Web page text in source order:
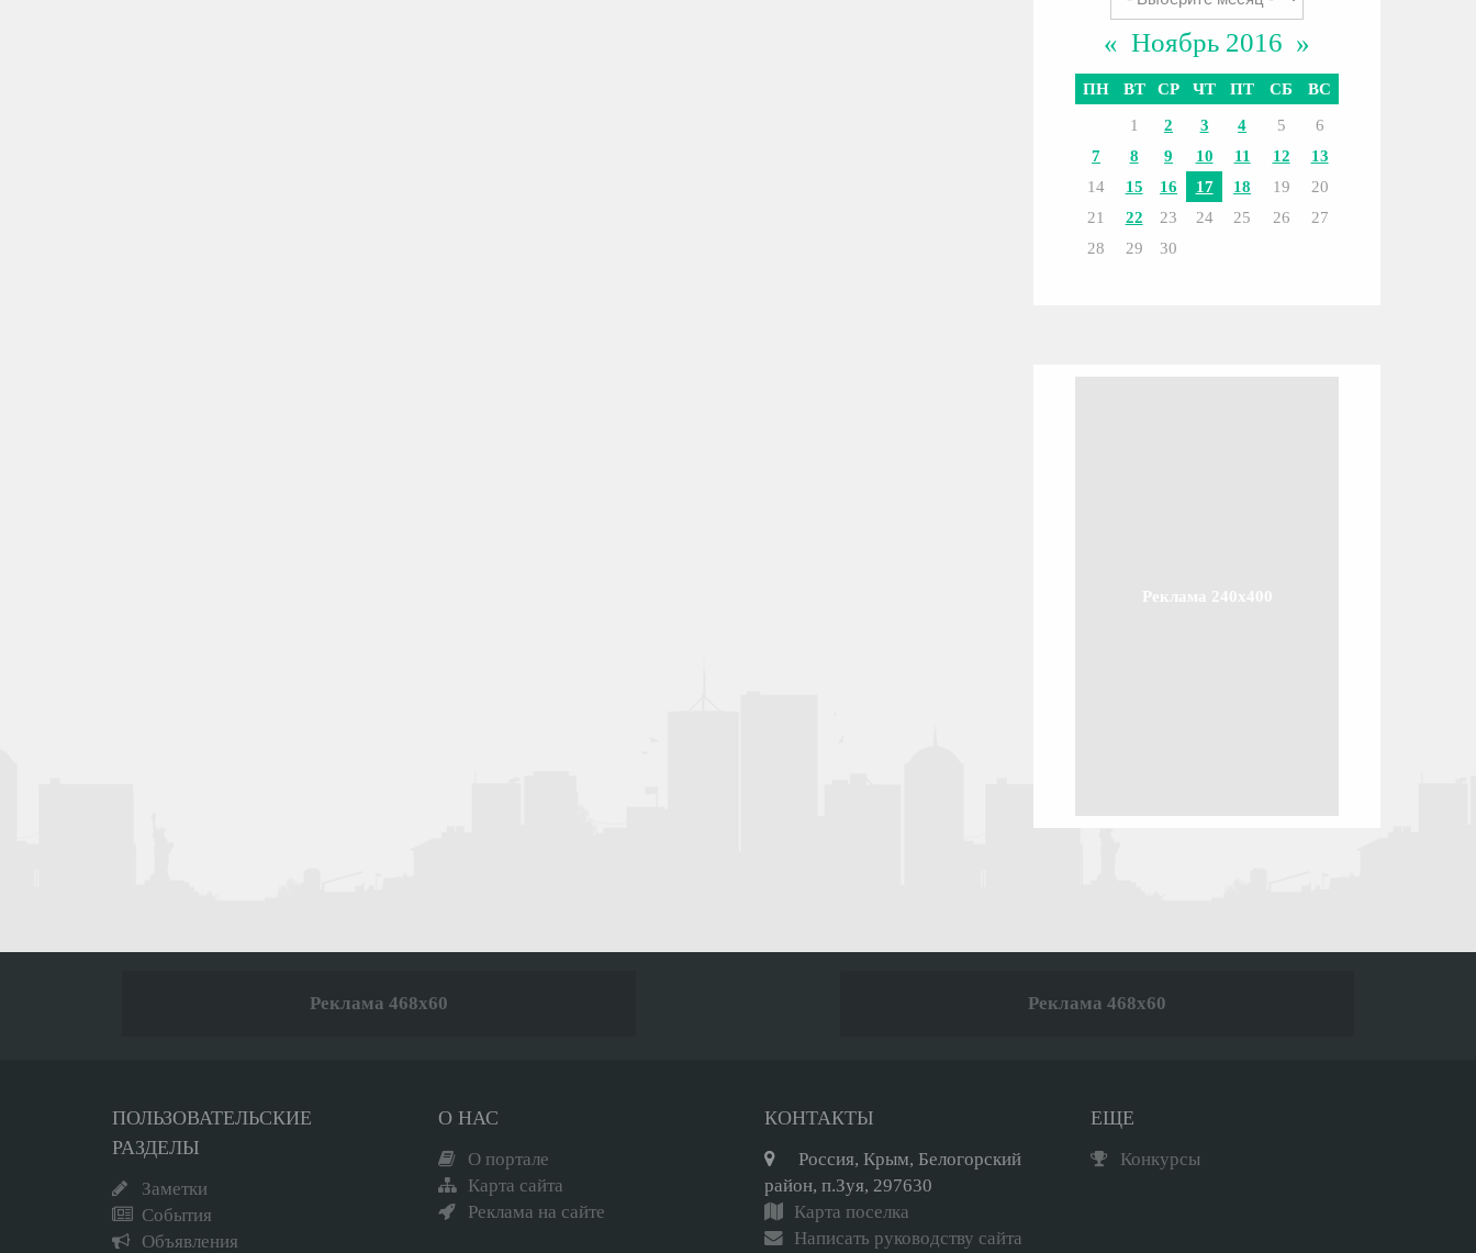
« Ноябрь 2016 »
ПН ВТ СР ЧТ ПТ СБ ВС
1 2 3 4 5
6
7
8 9 10 11 12
13
14
15 16 17 18 19
20
21
22 23 24 25 26
27
28
29 30
Реклама 240x400
Реклама 468x60 Реклама 468x60
ПОЛЬЗОВАТЕЛЬСКИЕ
РАЗДЕЛЫ
Заметки
События
Объявления
О НАС
О портале
Карта сайта
Реклама на сайте
КОНТАКТЫ
Россия, Крым, Белогорский
район, п.Зуя, 297630
Карта поселка
Написать руководству сайта
ЕЩЕ
Конкурсы